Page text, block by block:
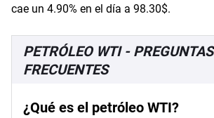
cae un 4.90% en el día a 98.30$.
PETRÓLEO WTI - PREGUNTAS
FRECUENTES
¿Qué es el petróleo WTI?